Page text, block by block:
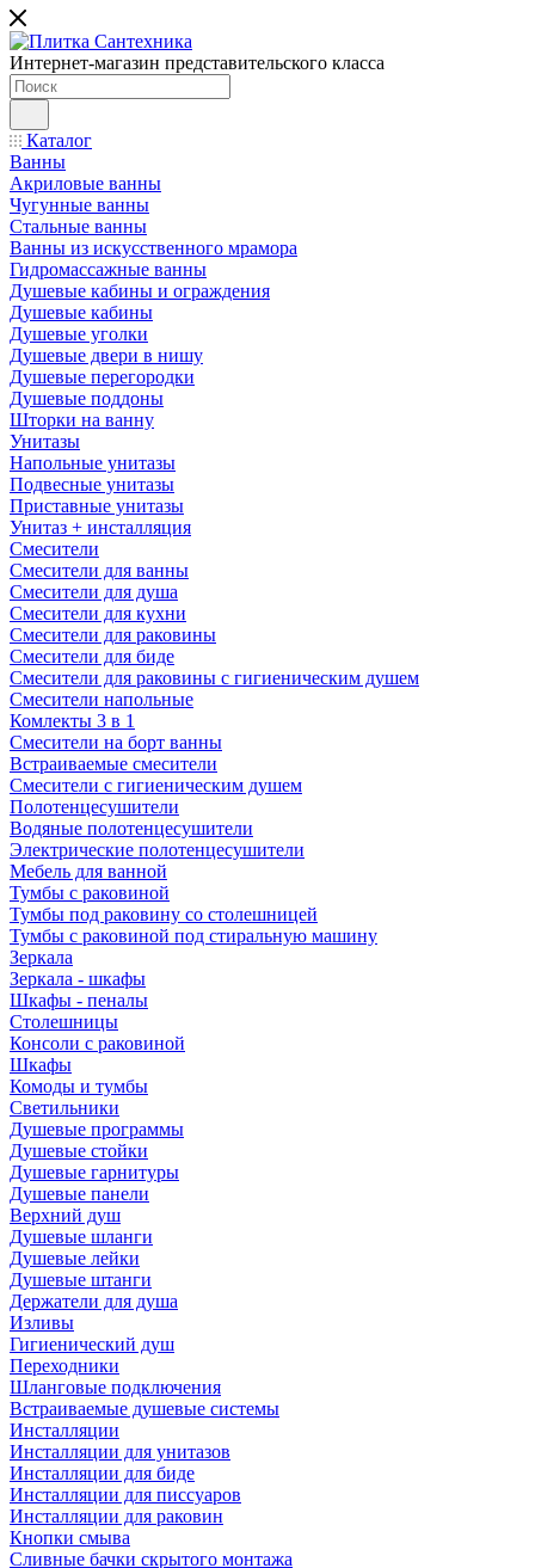
Интернет-магазин представительского класса
Каталог
Ванны
Акриловые ванны
Чугунные ванны
Стальные ванны
Ванны из искусственного мрамора
Гидромассажные ванны
Душевые кабины и ограждения
Душевые кабины
Душевые уголки
Душевые двери в нишу
Душевые перегородки
Душевые поддоны
Шторки на ванну
Унитазы
Напольные унитазы
Подвесные унитазы
Приставные унитазы
Унитаз + инсталляция
Смесители
Смесители для ванны
Смесители для душа
Смесители для кухни
Смесители для раковины
Смесители для биде
Смесители для раковины с гигиеническим душем
Смесители напольные
Комлекты 3 в 1
Смесители на борт ванны
Встраиваемые смесители
Смесители с гигиеническим душем
Полотенцесушители
Водяные полотенцесушители
Электрические полотенцесушители
Мебель для ванной
Тумбы с раковиной
Тумбы под раковину со столешницей
Тумбы с раковиной под стиральную машину
Зеркала
Зеркала - шкафы
Шкафы - пеналы
Столешницы
Консоли с раковиной
Шкафы
Комоды и тумбы
Светильники
Душевые программы
Душевые стойки
Душевые гарнитуры
Душевые панели
Верхний душ
Душевые шланги
Душевые лейки
Душевые штанги
Держатели для душа
Изливы
Гигиенический душ
Переходники
Шланговые подключения
Встраиваемые душевые системы
Инсталляции
Инсталляции для унитазов
Инсталляции для биде
Инсталляции для писсуаров
Инсталляции для раковин
Кнопки смыва
Сливные бачки скрытого монтажа